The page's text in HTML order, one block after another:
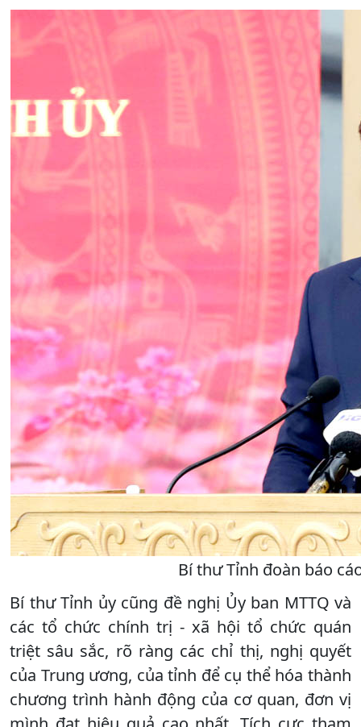
Bí thư Tỉnh đoàn báo
Bí thư Tỉnh ủy cũng đề nghị Ủy ban MTTQ và
các tổ chức chính trị - xã hội tổ chức quán
triệt sâu sắc, rõ ràng các chỉ thị, nghị quyết
của Trung ương, của tỉnh để cụ thể hóa thành
chương trình hành động của cơ quan, đơn vị